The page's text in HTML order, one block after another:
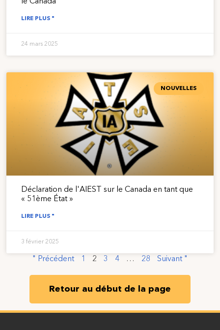
LIRE PLUS "
24 mars 2025
NOUVELLES
Déclaration de l'AIEST sur le Canada en tant que
« 51ème État »
LIRE PLUS "
3 février 2025
" Précédent 1 2 3 4 … 28 Suivant "
Retour au début de la page